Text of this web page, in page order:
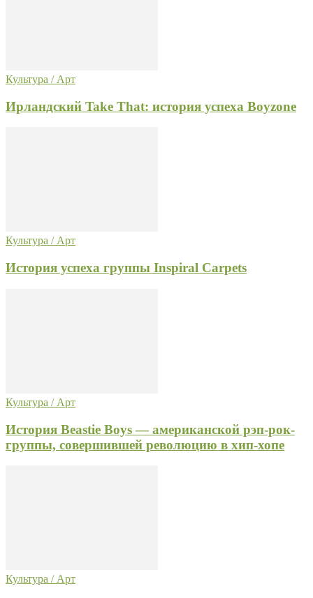
Культура / Арт
Ирландский Take That: история успеха Boyzone
Культура / Арт
История успеха группы Inspiral Carpets
Культура / Арт
История Beastie Boys — американской рэп-рок-
группы, совершившей революцию в хип-хопе
Культура / Арт